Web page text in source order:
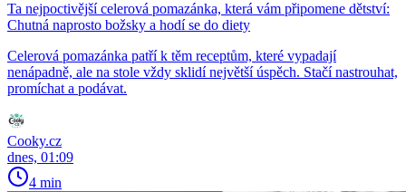
Ta nejpoctivější celerová pomazánka, která vám připomene dětství:
Chutná naprosto božsky a hodí se do diety
Celerová pomazánka patří k těm receptům, které vypadají
nenápadně, ale na stole vždy sklidí největší úspěch. Stačí nastrouhat,
promíchat a podávat.
Cooky.cz
dnes, 01:09
4 min